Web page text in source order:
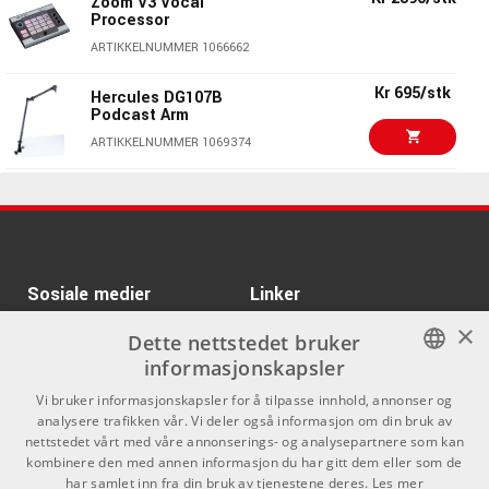
Elixir Acoustic Psb
ARTIKKELNUMMER 1018363
KORG microKEY2 49
ARTIKKELNUMMER 1047073
Kr 1525/stk
ARTIKKELNUMMER 1086843
Processor
ARTIKKELNUMMER 1066662
Hercules DG107B
Podcast Arm
ARTIKKELNUMMER 1069374
Kr 695/stk
AMP PM-4/15
ARTIKKELNUMMER 1001280
Nomad NMS-6606 Kr 390/stk
Sosiale medier Linker
Om Oss
Kontakt oss
Kjøpsvilkår
Butikken
NORWEGIAN
×
Dette nettstedet bruker
informasjonskapsler
Vi bruker informasjonskapsler for å tilpasse innhold, annonser og
analysere trafikken vår. Vi deler også informasjon om din bruk av
nettstedet vårt med våre annonserings- og analysepartnere som kan
kombinere den med annen informasjon du har gitt dem eller som de
har samlet inn fra din bruk av tjenestene deres. Les mer